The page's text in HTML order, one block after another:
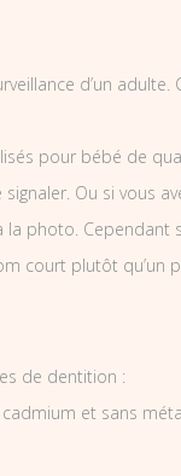
d’un
pour bébé de
Ou si vous
photo.
court plutôt qu’un
de dentition :
cadmium et sans